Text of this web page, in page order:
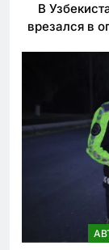
В
врезался в